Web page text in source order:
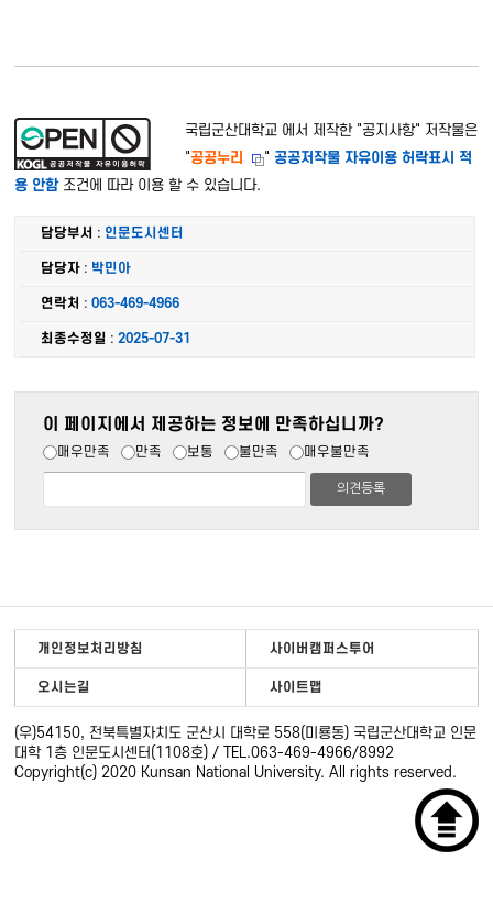
국립군산대학교 에서 제작한 "공지사항" 저작물은
"공공누리 "공공저작물 자유이용 허락표시 적
용 안함조건에 따라 이용 할 수 있습니다.
담당부서 : 인문도시센터
담당자 : 박민아
연락처 :063-469-4966
최종수정일 :2025-07-31
이 페이지에서 제공하는 정보에 만족하십니까?
매우만족 만족 보통 불만족 매우불만족
개인정보처리방침 사이버캠퍼스투어
오시는길 사이트맵
(우)54150, 전북특별자치도 군산시 대학로 558(미룡동) 국립군산대학교 인문
대학 1층 인문도시센터(1108호) / TEL.063-469-4966/8992
Copyright(c) 2020 Kunsan National University. All rights reserved.